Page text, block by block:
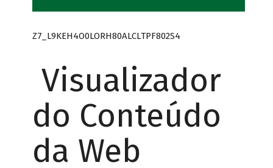
Z7_L9KEH4O0LORH80ALCLTPF802S4
Visualizador
do Conteúdo
da Web